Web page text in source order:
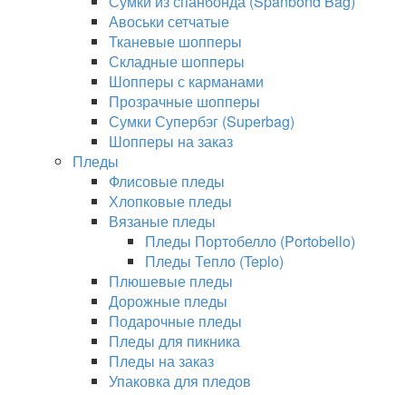
Авоськи сетчатые
Тканевые шопперы
Складные шопперы
Шопперы с карманами
Прозрачные шопперы
Сумки Супербэг (Superbag)
Шопперы на заказ
Пледы
Флисовые пледы
Хлопковые пледы
Вязаные пледы
Пледы Портобелло (Portobello)
Пледы Тепло (Teplo)
Плюшевые пледы
Дорожные пледы
Подарочные пледы
Пледы для пикника
Пледы на заказ
Упаковка для пледов